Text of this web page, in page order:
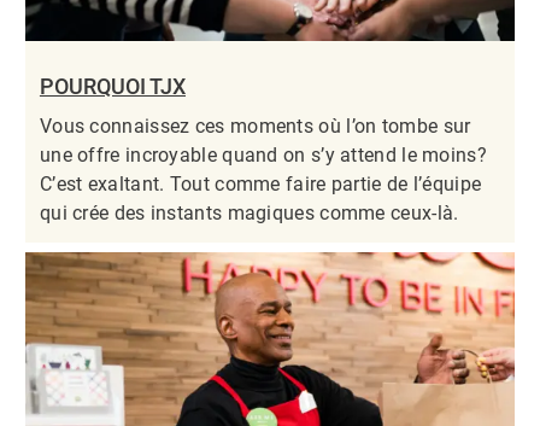
POURQUOI TJX
Vous connaissez ces moments où l’on tombe sur
une offre incroyable quand on s’y attend le moins?
C’est exaltant. Tout comme faire partie de l’équipe
qui crée des instants magiques comme ceux-là.​​​​​​​